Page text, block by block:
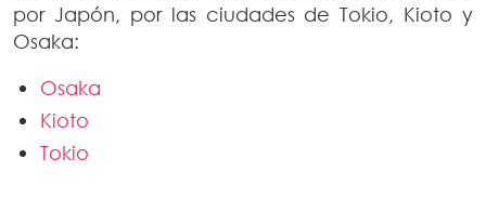
por Japón, por las ciudades de Tokio, Kioto y
Osaka:
Osaka
Kioto
Tokio